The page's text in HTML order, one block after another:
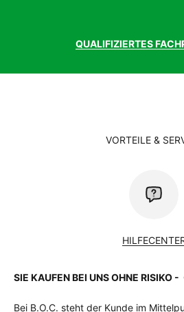
GesamtgewichtQUALIFIZIERTES
VORTEILE &
SIE KAUFEN BEI UNS OHNE RISIKO
Bei B.O.C. steht der Kunde im